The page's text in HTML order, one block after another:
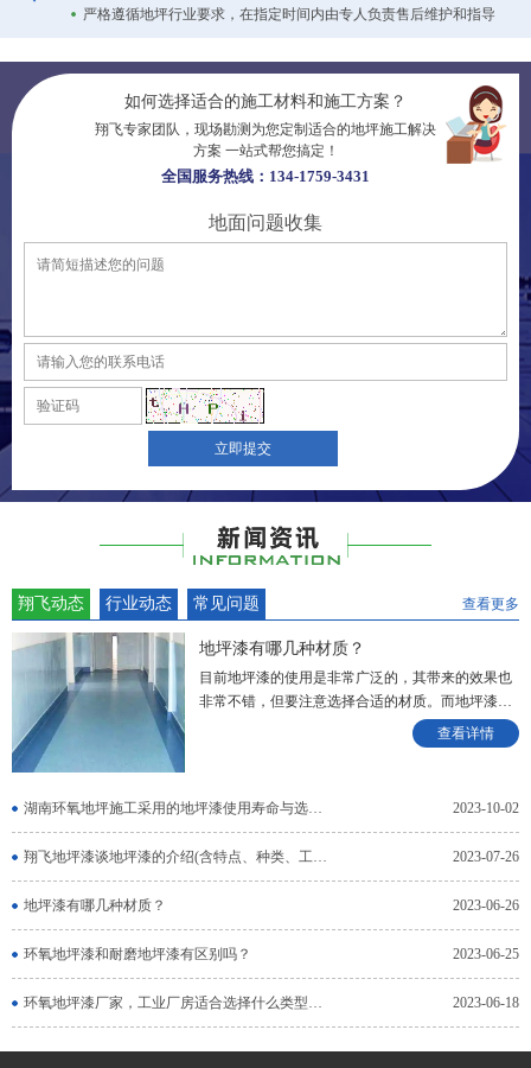
严格遵循地坪行业要求，在指定时间内由专人负责售后维护和指导
如何选择适合的施工材料和施工方案？
翔飞专家团队，现场勘测为您定制适合的地坪施工解决
方案 一站式帮您搞定！
全国服务热线：134-1759-3431
地面问题收集
翔飞动态 行业动态 常见问题 查看更多
地坪漆有哪几种材质？
目前地坪漆的使用是非常广泛的，其带来的效果也
非常不错，但要注意选择合适的材质。而地坪漆有
查看详情
湖南环氧地坪施工采用的地坪漆使用寿命与选择有何关联？ 2023-10-02
翔飞地坪漆谈地坪漆的介绍(含特点、种类、工艺） 2023-07-26
地坪漆有哪几种材质？ 2023-06-26
环氧地坪漆和耐磨地坪漆有区别吗？ 2023-06-25
环氧地坪漆厂家，工业厂房适合选择什么类型的地坪？ 2023-06-18